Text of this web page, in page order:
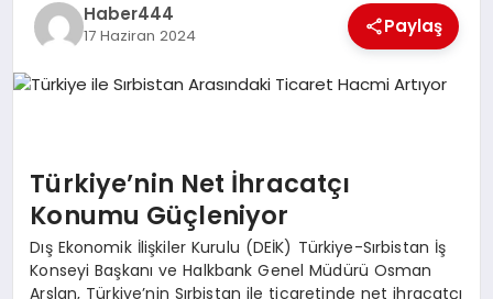
SPOR
TEKNOLOJI
EGITIM
YAŞAM
Haber444
17 Haziran 2024 Paylaş
Türkiye’nin Net İhracatçı
Konumu Güçleniyor
Dış Ekonomik İlişkiler Kurulu (DEİK) Türkiye-Sırbistan İş
Konseyi Başkanı ve Halkbank Genel Müdürü Osman
Arslan, Türkiye’nin Sırbistan ile ticaretinde net ihracatçı